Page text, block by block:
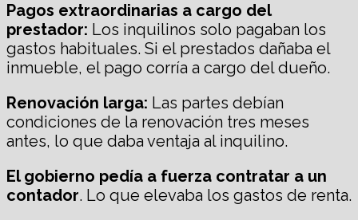
Pagos extraordinarias a cargo del
prestador: Los inquilinos solo pagaban los
gastos habituales. Si el prestados dañaba el
inmueble, el pago corría a cargo del dueño.
Renovación larga: Las partes debían
condiciones de la renovación tres meses
antes, lo que daba ventaja al inquilino.
El gobierno pedía a fuerza contratar a un
contador. Lo que elevaba los gastos de renta.